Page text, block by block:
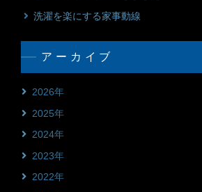
洗濯を楽にする家事動線
アーカイブ
2026年
2025年
2024年
2023年
2022年